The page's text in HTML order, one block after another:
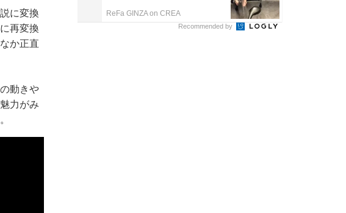
に変換
再変換
か正直
動きや
力がみ
ReFa GINZA on CREA
Recommended by